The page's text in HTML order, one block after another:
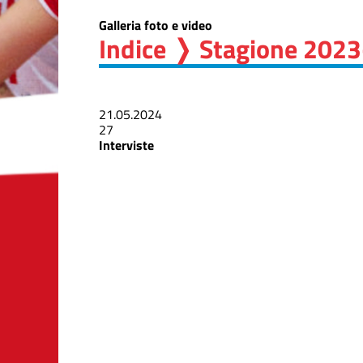
Galleria foto e video
Indice ❭ Stagione
21.05.2024
27
Interviste